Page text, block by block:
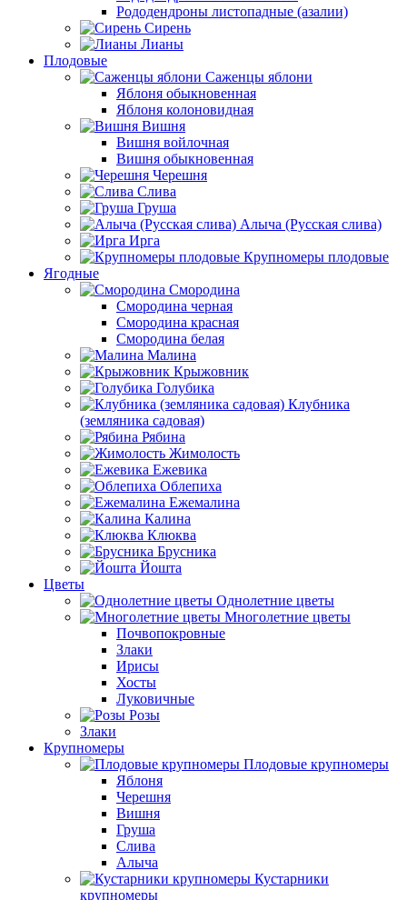
Рододендроны листопадные (азалии)
Сирень
Лианы
Плодовые
Саженцы яблони
Яблоня обыкновенная
Яблоня колоновидная
Вишня
Вишня войлочная
Вишня обыкновенная
Черешня
Слива
Груша
Алыча (Русская слива)
Ирга
Крупномеры плодовые
Ягодные
Смородина
Смородина черная
Смородина красная
Смородина белая
Малина
Крыжовник
Голубика
Клубника
(земляника садовая)
Рябина
Жимолость
Ежевика
Облепиха
Ежемалина
Калина
Клюква
Брусника
Йошта
Цветы
Однолетние цветы
Многолетние цветы
Почвопокровные
Злаки
Ирисы
Хосты
Луковичные
Розы
Злаки
Крупномеры
Плодовые крупномеры
Яблоня
Черешня
Вишня
Груша
Слива
Алыча
Кустарники
крупномеры